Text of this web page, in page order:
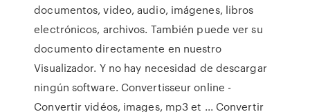
documentos, video, audio, imágenes, libros
electrónicos, archivos. También puede ver su
documento directamente en nuestro
Visualizador. Y no hay necesidad de descargar
ningún software. Convertisseur online -
Convertir vidéos, images, mp3 et ... Convertir